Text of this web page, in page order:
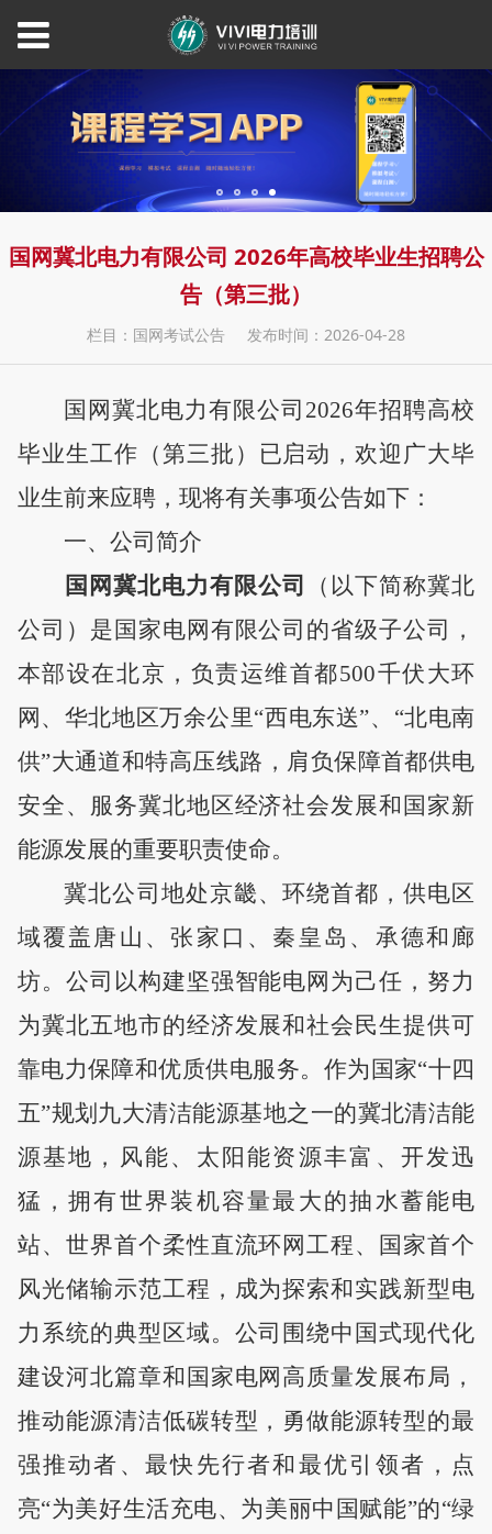
国网冀北电力有限公司 2026年高校毕业生招聘公
告（第三批）
栏目：国网考试公告 发布时间：2026-04-28
国网冀北电力有限公司 2026年招聘高校
毕业生工作 （第三批 ）
已启动，欢迎广大毕
业生前来应聘，现将有关事项公告如下：
一、公司简介
国网冀北电力有限公司
（以下简称冀北
公司）是国家电网有限公司的省级子公司，
本部设在北京，负责运维首都500千伏大环
网、华北地区万余公里“西电东送”、“北电南
供”大通道和特高压线路，肩负保障首都供电
安全、服务冀北地区经济社会发展和国家新
能源发展的重要职责使命。
冀北公司地处京畿、环绕首都，供电区
域覆盖唐山、张家口、秦皇岛、承德和廊
坊。公司以构建坚强智能电网为己任，努力
为冀北五地市的经济发展和社会民生提供可
靠电力保障和优质供电服务。作为国家“十四
五”规划九大清洁能源基地之一的冀北清洁能
源基地，风能、太阳能资源丰富、开发迅
猛，拥有世界装机容量最大的抽水蓄能电
站、世界首个柔性直流环网工程、国家首个
风光储输示范工程，成为探索和实践新型电
力系统的典型区域。公司围绕中国式现代化
建设河北篇章和国家电网高质量发展布局，
推动能源清洁低碳转型，勇做能源转型的最
强推动者、最快先行者和最优引领者，点
亮“为美好生活充电、为美丽中国赋能”的“绿